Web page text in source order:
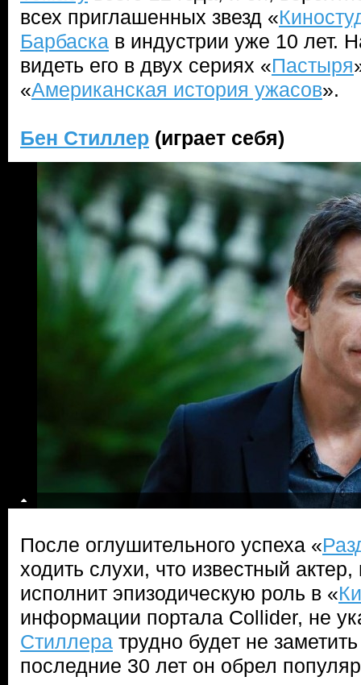
всех приглашенных звезд «
Барбаска в индустрии уже 10 лет.
видеть его в двух сериях «Пастыря
«Американская история ужасов».
Бен Стиллер (играет себя)
После оглушительного успеха «
ходить слухи, что известный
исполнит эпизодическую роль в «
информации портала Collider, не
Стиллера трудно будет не
последние 30 лет он обрел